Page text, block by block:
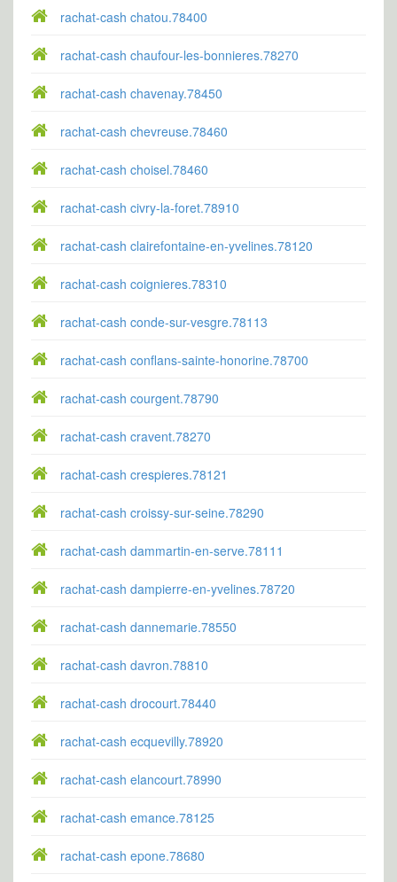
rachat-cash chatou.78400
rachat-cash chaufour-les-bonnieres.78270
rachat-cash chavenay.78450
rachat-cash chevreuse.78460
rachat-cash choisel.78460
rachat-cash civry-la-foret.78910
rachat-cash clairefontaine-en-yvelines.78120
rachat-cash coignieres.78310
rachat-cash conde-sur-vesgre.78113
rachat-cash conflans-sainte-honorine.78700
rachat-cash courgent.78790
rachat-cash cravent.78270
rachat-cash crespieres.78121
rachat-cash croissy-sur-seine.78290
rachat-cash dammartin-en-serve.78111
rachat-cash dampierre-en-yvelines.78720
rachat-cash dannemarie.78550
rachat-cash davron.78810
rachat-cash drocourt.78440
rachat-cash ecquevilly.78920
rachat-cash elancourt.78990
rachat-cash emance.78125
rachat-cash epone.78680